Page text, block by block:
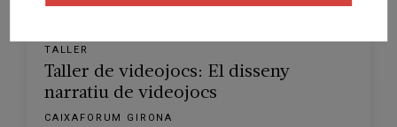
TALLER
Taller de videojocs: El disseny
narratiu de videojocs
CAIXAFORUM GIRONA